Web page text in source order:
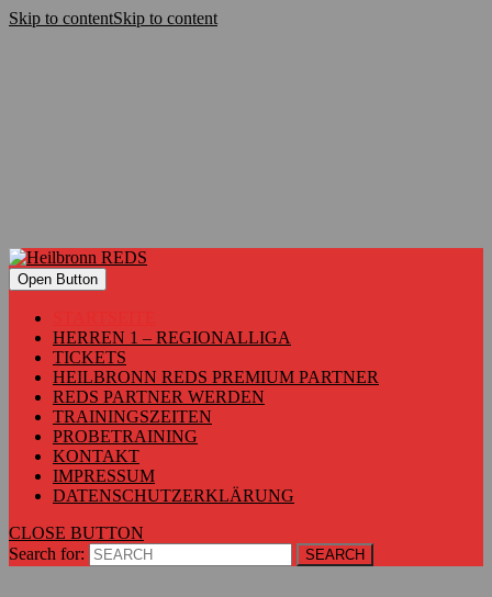
Skip to contentSkip to content
Open Button
HERREN 1 – REGIONALLIGA
TICKETS
HEILBRONN REDS PREMIUM PARTNER
REDS PARTNER WERDEN
TRAININGSZEITEN
PROBETRAINING
KONTAKT
IMPRESSUM
DATENSCHUTZERKLÄRUNG
CLOSE BUTTON
Search for: